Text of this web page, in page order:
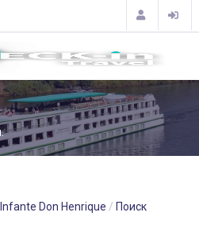
Don Henrique Поиск